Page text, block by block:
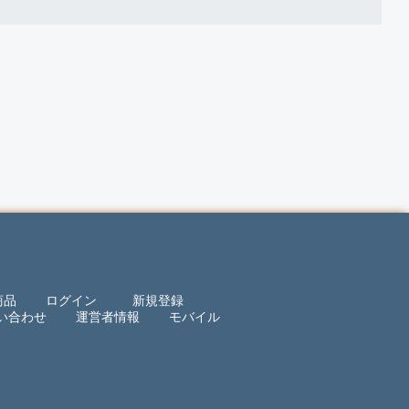
品 ログイン
新規登録
合わせ
運営者情報 モバイル